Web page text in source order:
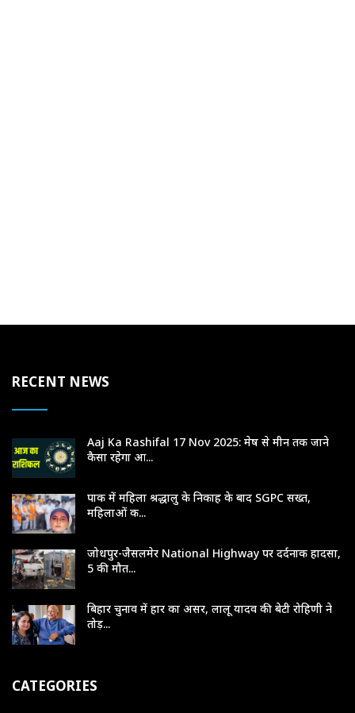
RECENT NEWS
Aaj Ka Rashifal 17 Nov 2025: मेष से मीन तक जाने
कैसा रहेगा आ...
पाक में महिला श्रद्धालु के निकाह के बाद SGPC सख्त,
महिलाओं क...
जोधपुर-जैसलमेर National Highway पर दर्दनाक हादसा,
5 की मौत...
बिहार चुनाव में हार का असर, लालू यादव की बेटी रोहिणी ने
तोड़...
CATEGORIES